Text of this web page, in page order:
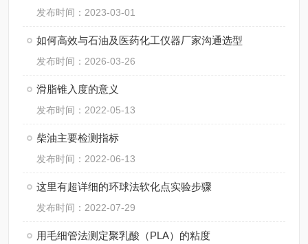
发布时间：2023-03-01
如何高效与石油及医药化工仪器厂家沟通选型
发布时间：2026-03-26
滑脂锥入度的意义
发布时间：2022-05-13
柴油主要检测指标
发布时间：2022-06-13
这里有超详细的环球法软化点实验步骤
发布时间：2022-07-29
用毛细管法测定聚乳酸（PLA）的粘度